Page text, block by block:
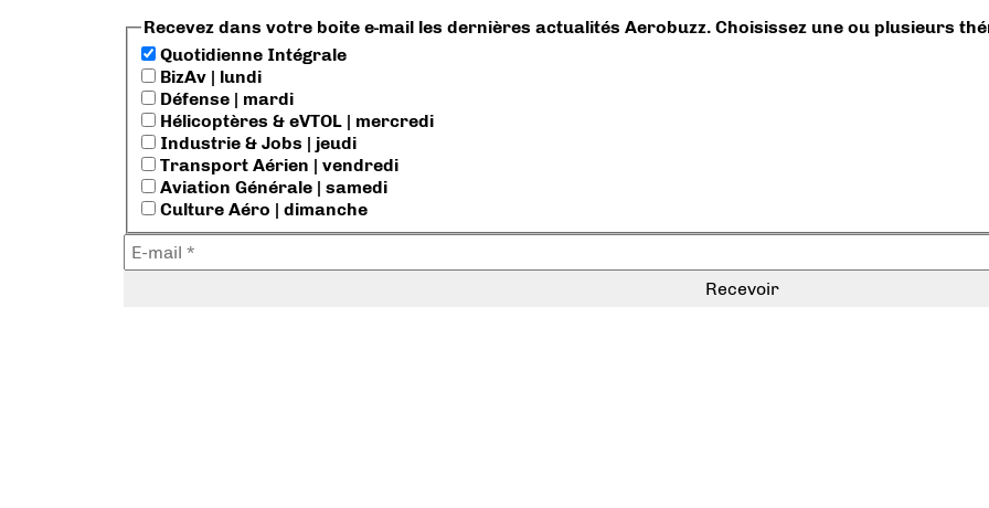
Recevez dans votre boite e-mail les dernières actualités Aerobuzz. Choisissez une ou plusieurs
Quotidienne Intégrale
BizAv | lundi
Défense | mardi
Hélicoptères & eVTOL | mercredi
Industrie & Jobs | jeudi
Transport Aérien | vendredi
Aviation Générale | samedi
Culture Aéro | dimanche